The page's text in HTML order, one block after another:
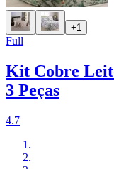
+1
Full
Kit Cobre
3 Peças
4.7